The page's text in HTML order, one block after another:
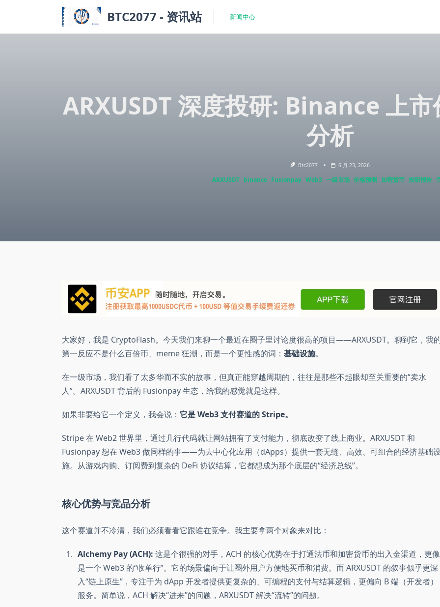
BTC2077 - 资讯站 新闻中心
ARXUSDT 深度投研: Binance 上
分析
Btc2077 6 月 23, 2026
ARXUSDT binance Fusionpay Web3 一级市场 价格预测 加密货币 投研报告
大家好，我是 CryptoFlash。今天我们来聊一个最近在圈子里讨论度很高的项目——ARXUSDT。聊到它，我
第一反应不是什么百倍币、meme 狂潮，而是一个更性感的词： 基础设施。
在一级市场，我们看了太多华而不实的故事，但真正能穿越周期的，往往是那些不起眼却至关重要的“卖水
人”。ARXUSDT 背后的 Fusionpay 生态，给我的感觉就是这样。
如果非要给它一个定义，我会说： 它是 Web3 支付赛道的 Stripe。
Stripe 在 Web2 世界里，通过几行代码就让网站拥有了支付能力，彻底改变了线上商业。ARXUSDT 和
Fusionpay 想在 Web3 做同样的事——为去中心化应用（dApps）提供一套无缝、高效、可组合的经济基础
施。从游戏内购、订阅费到复杂的 DeFi 协议结算，它都想成为那个底层的“经济总线”。
核心优势与竞品分析
这个赛道并不冷清，我们必须看看它跟谁在竞争。我主要拿两个对象来对比：
Alchemy Pay (ACH): 这是个很强的对手，ACH 的核心优势在于打通法币和加密货币的出入金渠道，更像
是一个 Web3 的“收单行”。它的场景偏向于让圈外用户方便地买币和消费。而 ARXUSDT 的叙事似乎更深
入“链上原生”，专注于为 dApp 开发者提供更复杂的、可编程的支付与结算逻辑，更偏向 B 端（开发者）
服务。简单说，ACH 解决“进来”的问题，ARXUSDT 解决“流转”的问题。